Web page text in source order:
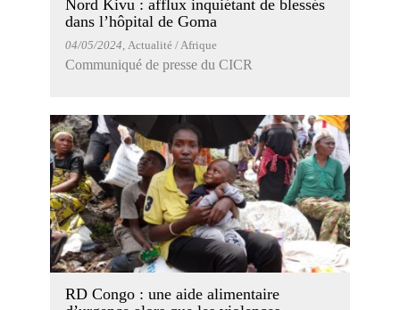
Nord Kivu : afflux inquiétant de blessés
dans l’hôpital de Goma
04/05/2024 , Actualité / Afrique
Communiqué de presse du CICR
RD Congo : une aide alimentaire